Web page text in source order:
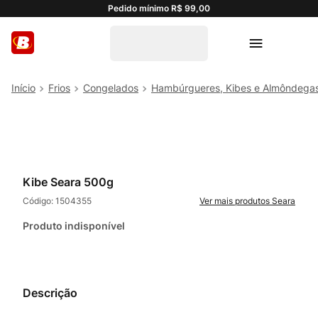
Pedido mínimo R$ 99,00
Frios Congelados Hambúrgueres, Kibes e
Kibe Seara 500g
Código: 1504355 Seara
Produto indisponível
Descrição